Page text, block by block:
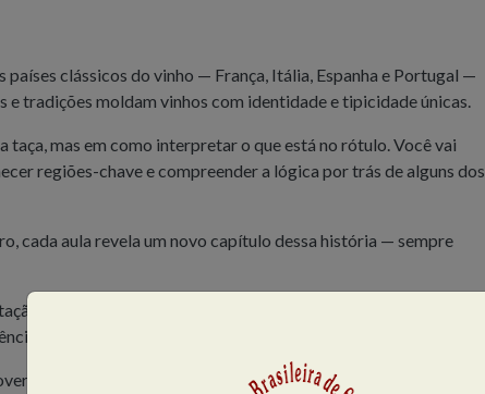
países clássicos do vinho — França, Itália, Espanha e Portugal —
e tradições moldam vinhos com identidade e tipicidade únicas.
taça, mas em como interpretar o que está no rótulo. Você vai
regiões-chave e compreender a lógica por trás de alguns dos
cada aula revela um novo capítulo dessa história — sempre
de 12 rótulos — porque entender o vinho começa pelo
um percurso de aprendizado desenvolvido para quem já tem